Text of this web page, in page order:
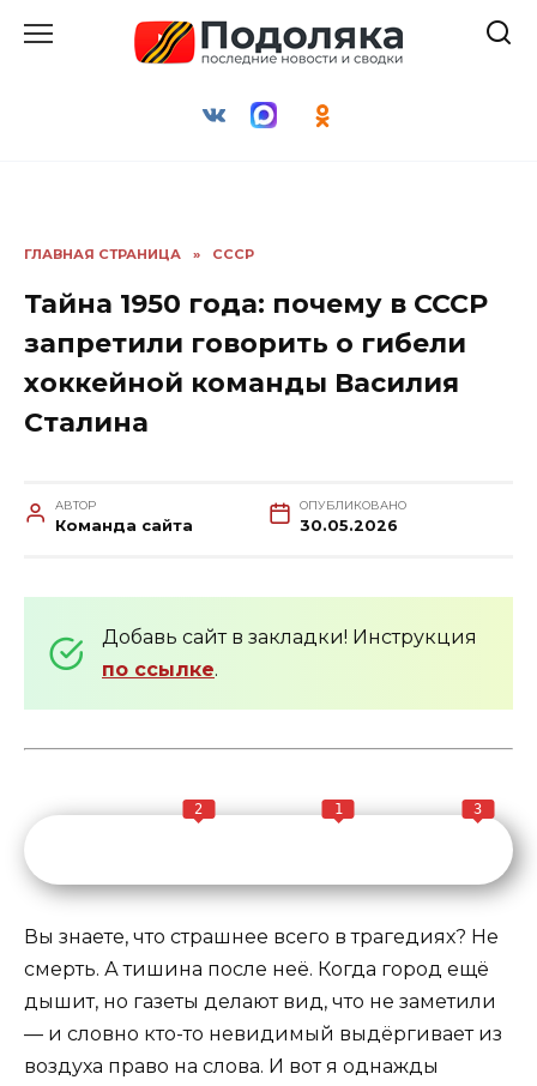
ГЛАВНАЯ СТРАНИЦА » СССР
Тайна 1950 года: почему в СССР
запретили говорить о гибели
хоккейной команды Василия
Сталина
АВТОР
Команда сайта
ОПУБЛИКОВАНО
30.05.2026
Добавь сайт в закладки! Инструкция
по ссылке.
2 1 3
Вы знаете, что страшнее всего в трагедиях? Не
смерть. А тишина после неё. Когда город ещё
дышит, но газеты делают вид, что не заметили
— и словно кто-то невидимый выдёргивает из
воздуха право на слова. И вот я однажды